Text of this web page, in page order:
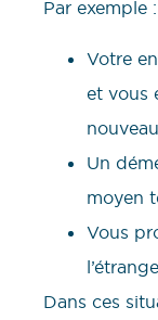
Par exemple :
Votre
et vous
Un
moyen
Vous
Dans ces